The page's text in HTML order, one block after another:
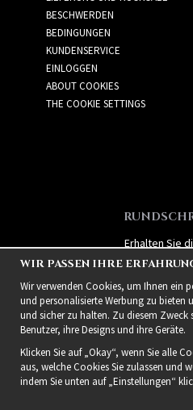
BESCHWERDEN
BEDINGUNGEN
KUNDENSERVICE
EINLOGGEN
ABOUT COOKIES
THE COOKIE SETTINGS
Erhalten Sie
Angebote und
neue
WIR PASSEN IHRE
Wir verwenden Cookies, um Ihnen ein
und personalisierte Werbung zu bieten
und sicher zu halten. Zu diesem
Benutzer, ihre Designs und ihre Geräte.
Klicken Sie auf „Okay“, wenn Sie alle
aus, welche Cookies Sie zulassen und
indem Sie unten auf „Einstellungen“